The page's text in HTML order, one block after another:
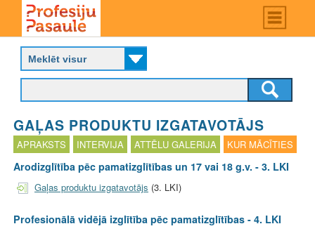
main
content
Main
menu
P
o
f
e
i
j
u
p
a
s
u
GAĻAS PRODUKTU IZGATAVOTĀJS
APRAKSTS INTERVIJA ATTĒLU GALERIJA KUR MĀCĪTIES
Arodizglītība pēc pamatizglītības un 17 vai 18 g.v. - 3. LKI
Gaļas produktu izgatavotājs (3. LKI)
Profesionālā vidējā izglītība pēc pamatizglītības - 4. LKI